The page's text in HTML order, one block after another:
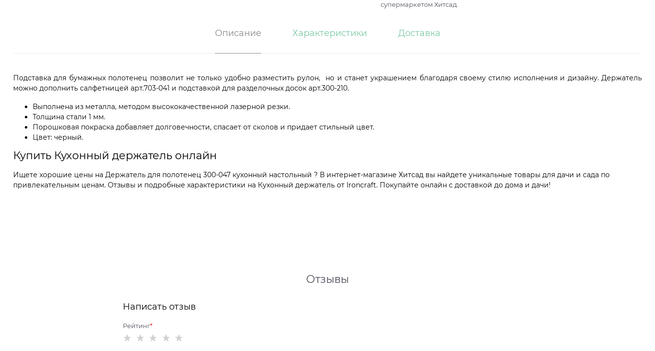
супермаркетом Хитсад.
Описание Характеристики Доставка
Подставка для бумажных полотенец позволит не только удобно разместить рулон, но и станет украшением благодаря своему стилю исполнения и дизайну. Держатель
можно дополнить салфетницей арт.703-041 и подставкой для разделочных досок арт.300-210.
Выполнена из металла, методом высококачественной лазерной резки.
Толщина стали 1 мм.
Порошковая покраска добавляет долговечности, спасает от сколов и придает стильный цвет.
Цвет: черный.
Купить Кухонный держатель онлайн
Ищете хорошие цены на Держатель для полотенец 300-047 кухонный настольный ? В интернет-магазине Хитсад вы найдете уникальные товары для дачи и сада по
привлекательным ценам. Отзывы и подробные характеристики на Кухонный держатель от Ironcraft. Покупайте онлайн с доставкой до дома и дачи!
Отзывы
Написать отзыв
Рейтинг